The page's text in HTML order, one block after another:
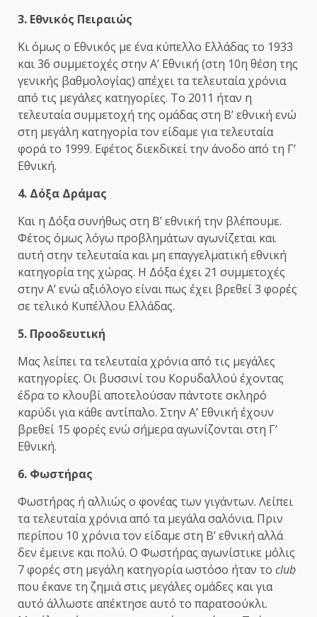
3. Εθνικός Πειραιώς
Κι όμως ο Εθνικός με ένα κύπελλο Ελλάδας το 1933
και 36 συμμετοχές στην Α’ Εθνική (στη 10η θέση της
γενικής βαθμολογίας) απέχει τα τελευταία χρόνια
από τις μεγάλες κατηγορίες. Το 2011 ήταν η
τελευταία συμμετοχή της ομάδας στη Β’ εθνική ενώ
στη μεγάλη κατηγορία τον είδαμε για τελευταία
φορά το 1999. Εφέτος διεκδικεί την άνοδο από τη Γ’
Εθνική.
4. Δόξα Δράμας
Και η Δόξα συνήθως στη Β’ εθνική την βλέπουμε.
Φέτος όμως λόγω προβλημάτων αγωνίζεται και
αυτή στην τελευταία και μη επαγγελματική εθνική
κατηγορία της χώρας. Η Δόξα έχει 21 συμμετοχές
στην Α’ ενώ αξιόλογο είναι πως έχει βρεθεί 3 φορές
σε τελικό Κυπέλλου Ελλάδας.
5. Προοδευτική
Μας λείπει τα τελευταία χρόνια από τις μεγάλες
κατηγορίες. Οι βυσσινί του Κορυδαλλού έχοντας
έδρα το κλουβί αποτελούσαν πάντοτε σκληρό
καρύδι για κάθε αντίπαλο. Στην Α’ Εθνική έχουν
βρεθεί 15 φορές ενώ σήμερα αγωνίζονται στη Γ’
Εθνική.
6. Φωστήρας
Φωστήρας ή αλλιώς ο φονέας των γιγάντων. Λείπει
τα τελευταία χρόνια από τα μεγάλα σαλόνια. Πριν
περίπου 10 χρόνια τον είδαμε στη Β’ εθνική αλλά
δεν έμεινε και πολύ. Ο Φωστήρας αγωνίστικε μόλις
7 φορές στη μεγάλη κατηγορία ωστόσο ήταν το club
που έκανε τη ζημιά στις μεγάλες ομάδες και για
αυτό άλλωστε απέκτησε αυτό το παρατσούκλι.